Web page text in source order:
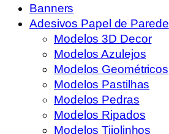
Banners
Adesivos Papel de Parede
Modelos 3D Decor
Modelos Azulejos
Modelos Geométricos
Modelos Pastilhas
Modelos Pedras
Modelos Ripados
Modelos Tijolinhos